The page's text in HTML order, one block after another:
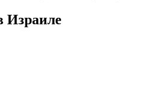
Израиле